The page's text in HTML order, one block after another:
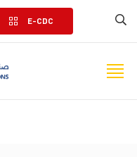
E-CDC